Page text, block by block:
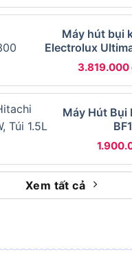
32 Lít
27 Lít
Thép không gỉ (Inox)
Lọc đôi tự động làm sạch
72.5 dB(A)
552 x 398 x 685 mm
Chuông báo lọc tắc và
Máy hút bụi
Electrolux
3.819.000
Máy Hút Bụi
Xem tất cả